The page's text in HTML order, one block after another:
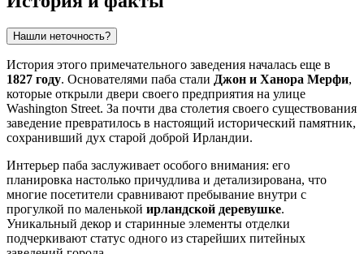
Нашли неточность?
История этого примечательного заведения началась еще в
1827 году. Основателями паба стали Джон и Ханора Мерфи,
которые открыли двери своего предприятия на улице
Washington Street. За почти два столетия своего существования
заведение превратилось в настоящий исторический памятник,
сохранивший дух старой доброй Ирландии.
Интерьер паба заслуживает особого внимания: его
планировка настолько причудлива и детализирована, что
многие посетители сравнивают пребывание внутри с
прогулкой по маленькой ирландской деревушке.
Уникальный декор и старинные элементы отделки
подчеркивают статус одного из старейших питейных